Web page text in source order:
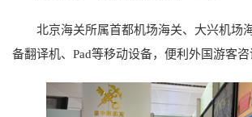
北京海关所属首都机场海关、大兴机场
备翻译机、Pad等移动设备，便利外国游客咨